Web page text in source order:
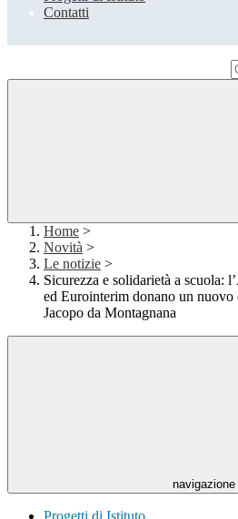
Contatti
Home >
Novità >
Le notizie >
Sicurezza e solidarietà a scuola:
ed Eurointerim donano un
Jacopo da Montagnana
navigazione